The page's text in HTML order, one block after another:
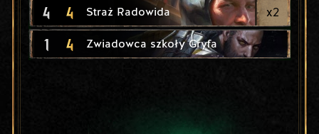
4 4 Straż Radowida x2
1 4 Zwiadowca szkoły Gryfa